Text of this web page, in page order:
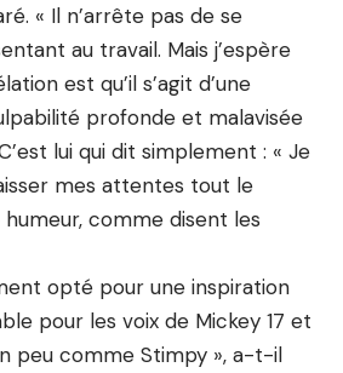
« Il n’arrête pas de se
au travail. Mais j’espère
est qu’il s’agit d’une
profonde et malavisée
lui qui dit simplement : « Je
mes attentes tout le
comme disent les
opté pour une inspiration
pour les voix de Mickey 17 et
peu comme Stimpy », a-t-il